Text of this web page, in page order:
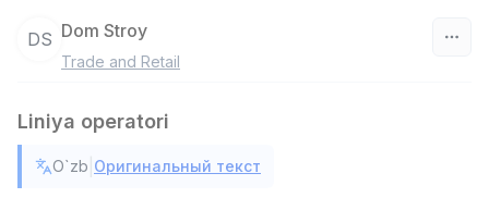
DS Dom Stroy
Trade and Retail
Liniya operatori
O`zb Оригинальный текст